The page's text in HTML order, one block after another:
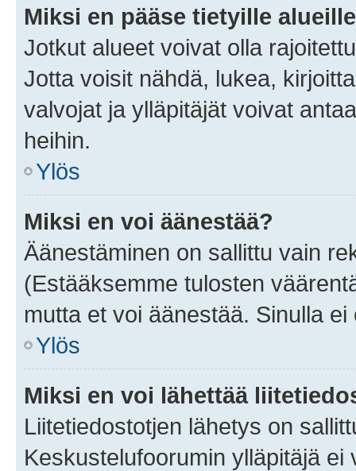
Miksi en pääse tietyille
Jotkut alueet voivat olla
Jotta voisit nähdä, lukea,
valvojat ja ylläpitäjät voivat
heihin.
Ylös
Miksi en voi äänestää?
Äänestäminen on sallittu vain
(Estääksemme tulosten
mutta et voi äänestää. Sinulla
Ylös
Miksi en voi lähettää
Liitetiedostotjen lähetys on
Keskustelufoorumin ylläpitäjä